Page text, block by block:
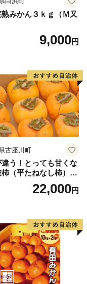
みかん３ｋｇ（Ｍ又
9,000円
古座川町
う！とっても甘くな
柿（平たねなし柿）吊
約4.5～5kg 約24～30
22,000円